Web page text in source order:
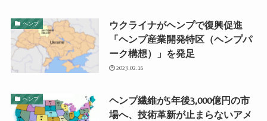
ヘンプ
ウクライナがヘンプで復興促進
「ヘンプ産業開発特区（ヘンプパ
ーク構想）」を発足
2023.02.16
ヘンプ
ヘンプ繊維が5年後3,000億円の市
場へ、技術革新が止まらないアメ